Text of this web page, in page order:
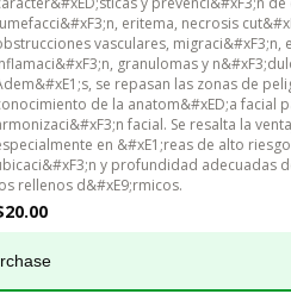
eritema, necrosis
vasculares,
granulomas y
se repasan las zonas de
de la anatom&#xED;a facial
facial. Se resalta la
en &#xE1;reas de alto
y profundidad adecuadas